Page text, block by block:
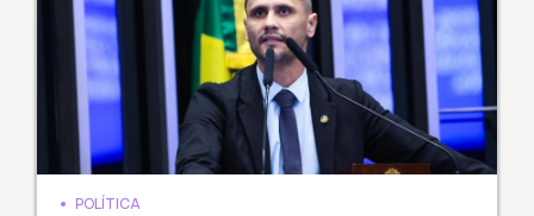
POLÍTICA